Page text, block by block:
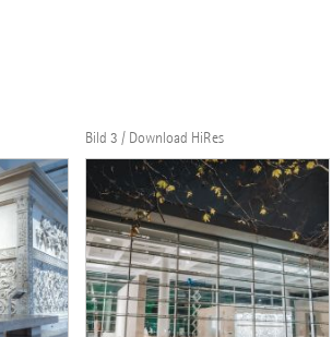
Bild 3 / Download HiRes